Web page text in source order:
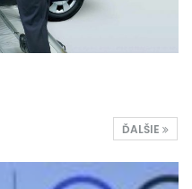
ĎALŠIE